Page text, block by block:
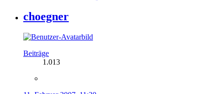
choegner
Beiträge
1.013